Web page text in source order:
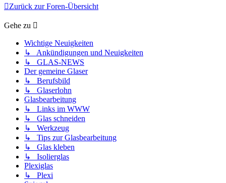
Zurück zur Foren-Übersicht
Gehe zu
Wichtige Neuigkeiten
↳ Ankündigungen und Neuigkeiten
↳ GLAS-NEWS
Der gemeine Glaser
↳ Berufsbild
↳ Glaserlohn
Glasbearbeitung
↳ Links im WWW
↳ Glas schneiden
↳ Werkzeug
↳ Tips zur Glasbearbeitung
↳ Glas kleben
↳ Isolierglas
Plexiglas
↳ Plexi